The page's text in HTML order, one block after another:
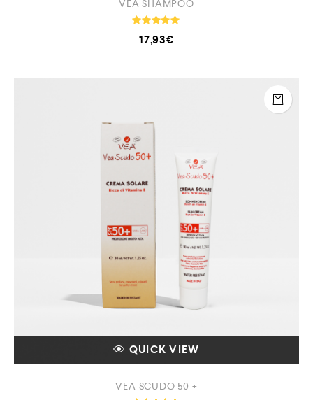
VEA SHAMPOO
4.93
17,93€
QUICK VIEW
VEA SCUDO 50 +